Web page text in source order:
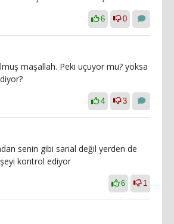
6 0
maşallah. Peki uçuyor mu? yoksa
4 3
senin gibi sanal değil yerden de
kontrol ediyor
6 1